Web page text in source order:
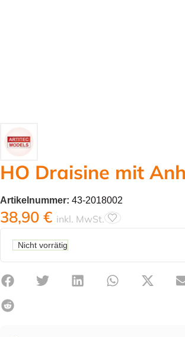
HO Draisine mit
Artikelnummer: 43-2018002
38,90 € inkl. MwSt.
Nicht vorrätig